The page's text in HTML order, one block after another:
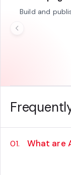
Build and
01. What are